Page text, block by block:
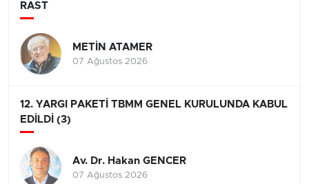
RAST
METİN ATAMER
07 Ağustos 2026
12. YARGI PAKETİ TBMM GENEL KURULUNDA KABUL
EDİLDİ (3)
Av. Dr. Hakan GENCER
07 Ağustos 2026